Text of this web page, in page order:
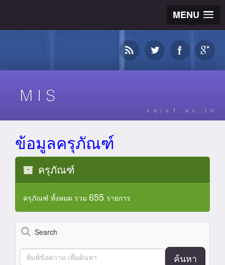
MENU
veis1.ac.th
ข้อมูลครุภัณฑ์
ครุภัณฑ์
ครุภัณฑ์ ทั้งหมด รวม 655 รายการ
Search
ค้นหา